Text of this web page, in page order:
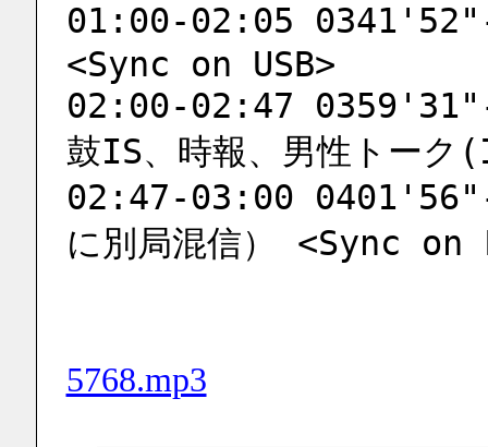
01:00-02:05
<Sync on USB>
02:00-02:47 0359'31"-
鼓IS、時報、男性トー
02:47-03:00 0401'56"-
に別局混信） <Sync on
5768.mp3